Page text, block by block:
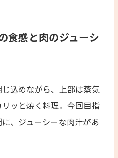
食感と肉のジューシ
込めながら、上部は蒸気
ッと焼く料理。今回目指
、ジューシーな肉汁があ